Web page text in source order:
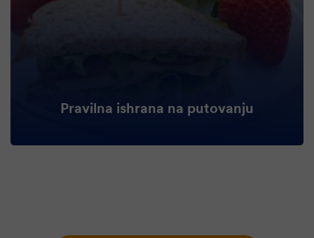
Pravilna ishrana na putovanju